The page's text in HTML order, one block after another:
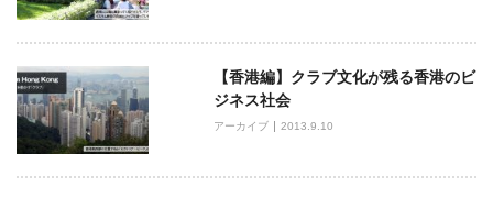
【香港編】クラブ文化が残る香港のビ
ジネス社会
アーカイブ 2013.9.10